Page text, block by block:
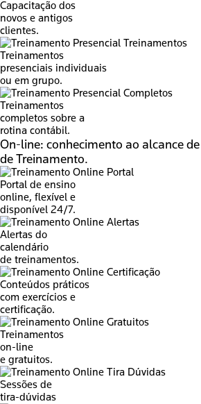
Capacitação dos
novos e antigos
clientes.
Treinamentos
presenciais individuais
ou em grupo.
Treinamentos
completos sobre a
rotina contábil.
On-line: conhecimento ao alcance
de Treinamento.
Portal de ensino
online, flexível e
disponível 24/7.
Alertas do
calendário
de treinamentos.
Conteúdos práticos
com exercícios e
certificação.
Treinamentos
on-line
e gratuitos.
Sessões de
tira-dúvidas